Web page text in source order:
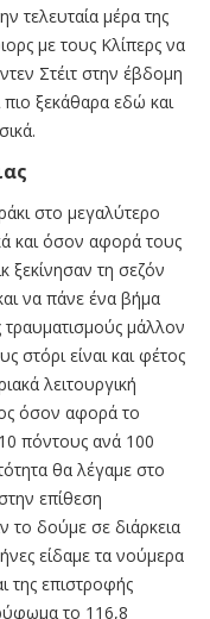
τελευταία μέρα της
με τους Κλίπερς να
Στέιτ στην έβδομη
ξεκάθαρα εδώ και
στο μεγαλύτερο
και όσον αφορά τους
ξεκίνησαν τη σεζόν
να πάνε ένα βήμα
μάλλον
στόρι είναι και φέτος
λειτουργική
όσον αφορά το
πόντους ανά 100
θα λέγαμε στο
επίθεση
το δούμε σε διάρκεια
είδαμε τα νούμερα
της επιστροφής
το 116,8